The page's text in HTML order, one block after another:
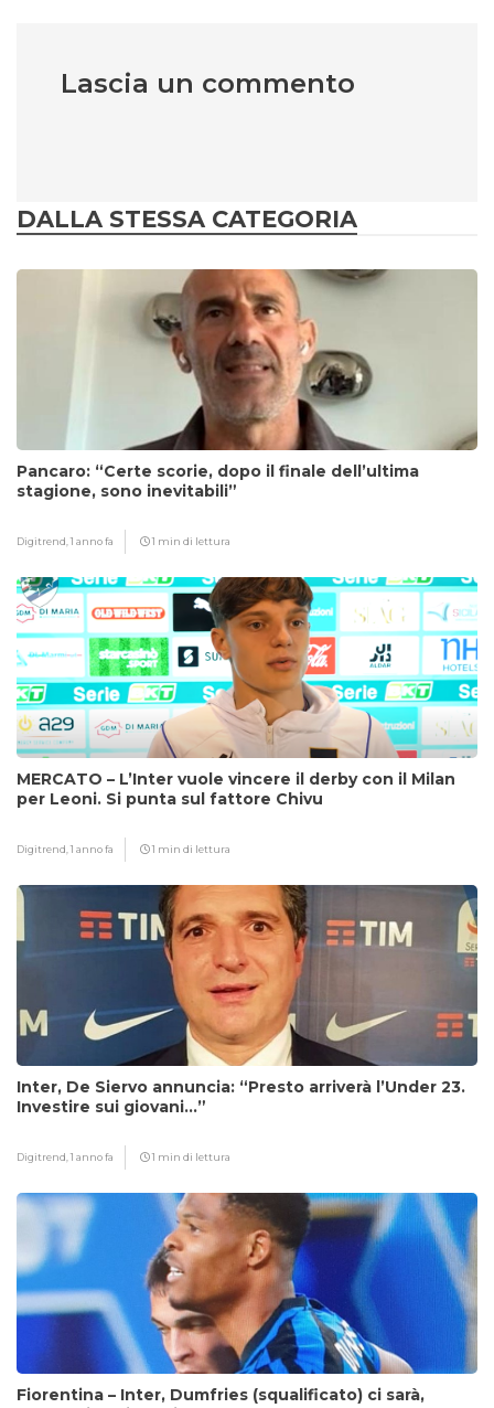
Lascia un commento
DALLA STESSA CATEGORIA
Pancaro: “Certe scorie, dopo il finale dell’ultima
stagione, sono inevitabili”
Digitrend,1 anno fa 1 min di lettura
MERCATO – L’Inter vuole vincere il derby con il Milan
per Leoni. Si punta sul fattore Chivu
Digitrend,1 anno fa 1 min di lettura
Inter, De Siervo annuncia: “Presto arriverà l’Under 23.
Investire sui giovani…”
Digitrend,1 anno fa 1 min di lettura
Fiorentina – Inter, Dumfries (squalificato) ci sarà,